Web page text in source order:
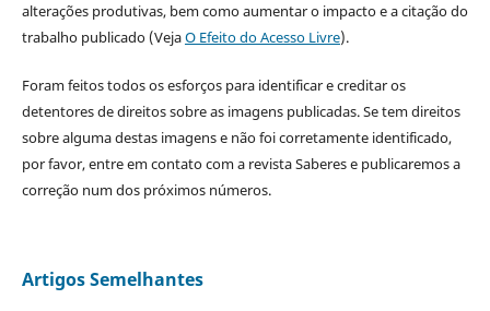
alterações produtivas, bem como aumentar o impacto e a citação do
trabalho publicado (VejaO Efeito do Acesso Livre).
Foram feitos todos os esforços para identificar e creditar os
detentores de direitos sobre as imagens publicadas. Se tem direitos
sobre alguma destas imagens e não foi corretamente identificado,
por favor, entre em contato com a revista Saberes e publicaremos a
correção num dos próximos números.
Artigos Semelhantes